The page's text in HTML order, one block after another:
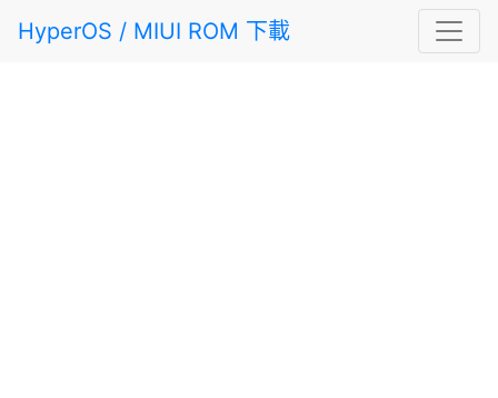
HyperOS / MIUI ROM 下載